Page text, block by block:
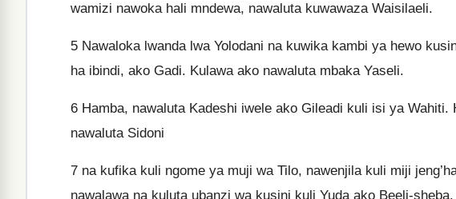
wamizi nawoka hali mndewa, nawaluta kuwawaza Waisilaeli.
5 Nawaloka lwanda lwa Yolodani na kuwika kambi ya hewo
ha ibindi, ako Gadi. Kulawa ako nawaluta mbaka Yaseli.
6 Hamba, nawaluta Kadeshi iwele ako Gileadi kuli isi ya
nawaluta Sidoni
7 na kufika kuli ngome ya muji wa Tilo, nawenjila kuli miji
nawalawa na kuluta ubanzi wa kusini kuli Yuda ako Beeli-sheba.